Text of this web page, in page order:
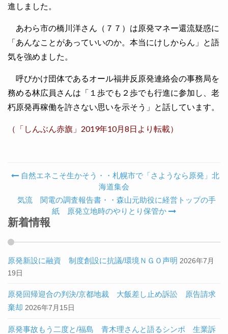
進しました。
あわら市の橋川洋さん（７７）は原発マネー還流疑惑に
「あんなことがあっていいのか。本当にけしからん」と語
気を強めました。
呼びかけ団体であるオール福井反原発連絡会の事務局を
務める林広員さんは「１歩でも２歩でも行進に参加し、老
朽原発再稼働を許さない思いを示そう」と話しています。
（「しんぶん赤旗」2019年10月8日より転載）
Post navigation
自然エネこそ生かそう・・札幌市で「さようなら原発」北
海道集会
気流 関電の調査報告書・・森山元助役に経営トップの手
紙 原発立地時のやりとり保管か
新着情報
原発新設に融資 制度創設に抗議/環境ＮＧＯ声明 2026年7月
19日
原発回帰迎合の判決/京都地裁 大飯差し止め訴訟 原告請求
棄却 2026年7月15日
原発事故もう二度と/福島 青木理さんと語るシンポ 生業訴